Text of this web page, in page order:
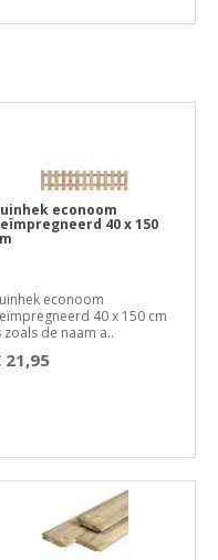
econoom
40 x 150
econoom
40 x 150 cm
zoals de naam a..
21,95